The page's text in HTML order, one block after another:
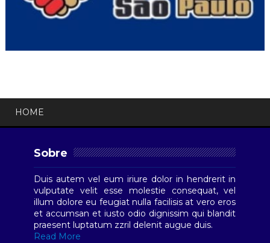
HOME
Sobre
Duis autem vel eum iriure dolor in hendrerit in
vulputate velit esse molestie consequat, vel
illum dolore eu feugiat nulla facilisis at vero eros
et accumsan et iusto odio dignissim qui blandit
praesent luptatum zzril delenit augue duis.
Read More